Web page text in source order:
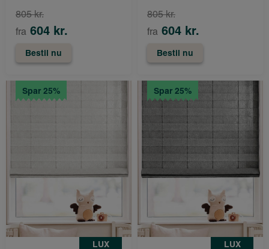
fra 604 kr.
805 kr.
Bestil nu
fra 604 kr.
805 kr.
Bestil nu
Spar 25%
LUX
Spar 25%
LUX